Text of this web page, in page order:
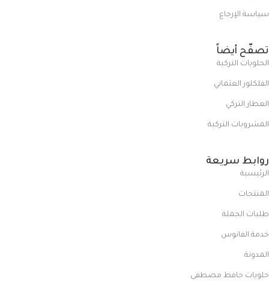
سياسة الإرجاع
تصفّح أيضاً
الحلويات التركية
الفلكلور العثماني
العطار التركي
المشروبات التركية
روابط سريعة
الرئيسية
المنتجات
طلبات الجملة
خدمة الفانوس
المدونة
حلويات حافظ مصطفى